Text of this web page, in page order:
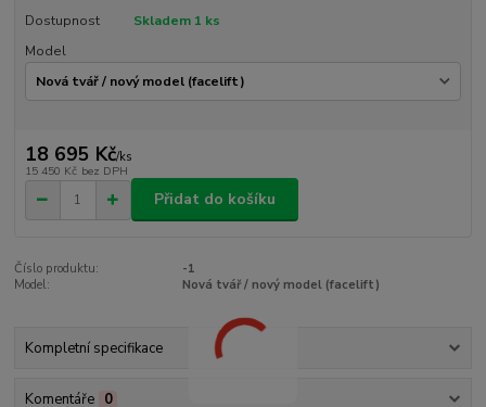
Dostupnost
Skladem 1 ks
Model
18 695 Kč/ks
15 450 Kč bez DPH
Přidat do košíku
Číslo produktu:
-1
Model:
Nová tvář / nový model (facelift)
Kompletní specifikace
Komentáře 0